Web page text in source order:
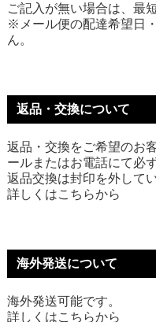
ご記入が無い場合は、最
※メール便の配達希望日
ん。
返品・交換について
返品・交換をご希望のお
ールまたはお電話にて必
返品交換は封印を外して
詳しくはこちらから
海外発送について
海外発送可能です。
詳しくはこちらから